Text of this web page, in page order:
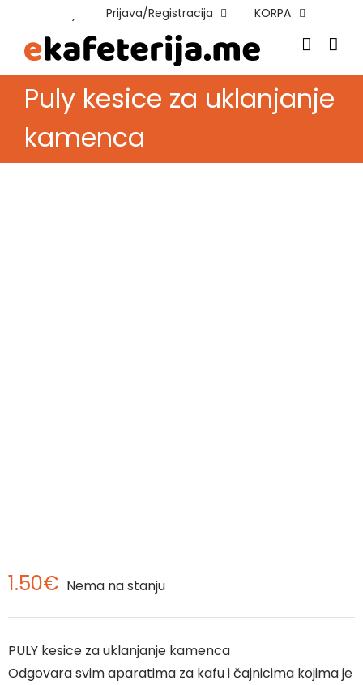
content
Prijava/Registracija KORPA
Puly kesice za uklanjanje
kamenca
1.50€ Nema na stanju
PULY kesice za uklanjanje kamenca
Odgovara svim aparatima za kafu i čajnicima kojima je